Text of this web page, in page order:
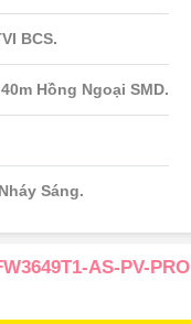
BCS.
Hồng Ngoại SMD.
Sáng.
AS-PV-PRO